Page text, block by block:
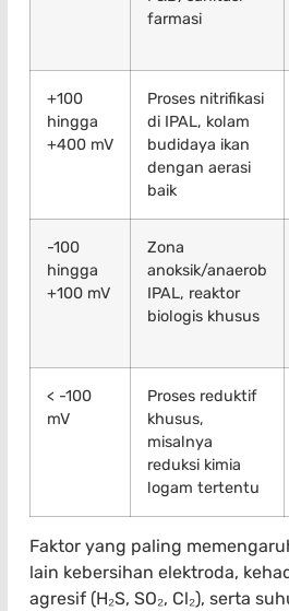
farmasi
+100
hingga
+400 mV
Proses nitrifikasi
di IPAL, kolam
budidaya ikan
dengan aerasi
baik
-100
hingga
+100 mV
Zona
anoksik/anaerob
IPAL, reaktor
biologis khusus
< -100
mV
Proses reduktif
khusus,
misalnya
reduksi kimia
logam tertentu
Faktor yang paling
lain kebersihan elektroda,
agresif (H₂S, SO₂, Cl₂), serta